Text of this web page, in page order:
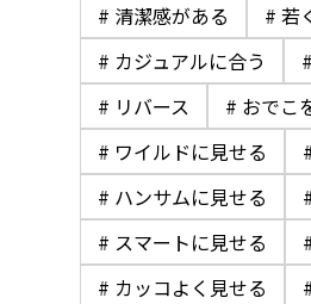
# 清潔感がある # 若
# カジュアルに合う
# リバース
# おでこ
# ワイルドに見せる
# ハンサムに見せる
# スマートに見せる
# カッコよく見せる